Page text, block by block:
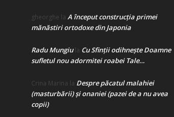
gheorghe la A început construcţia primei
mănăstiri ortodoxe din Japonia
Radu Mungiula Cu Sfinții odihnește Doamne
sufletul nou adormitei roabei Tale…
Crina Marina la Despre păcatul malahiei
(masturbării) şi onaniei (pazei de a nu avea
copii)